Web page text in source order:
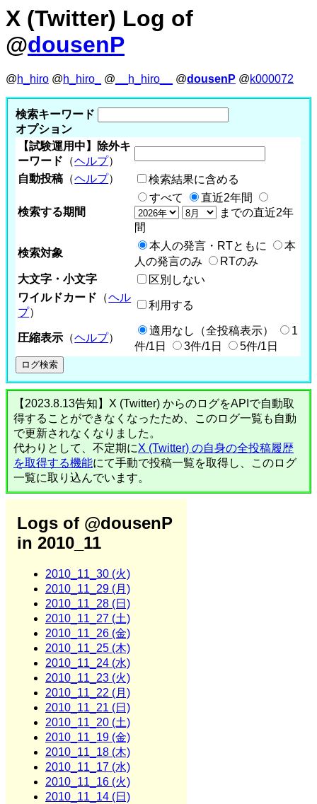
X (Twitter) Log of
@dousenP
@h_hiro @h_hiro_ @ __h_hiro__ @dousenP @k000072
検索キーワード
オプション
【試験運用中】除外キ
ーワード （ヘルプ）
自動投稿 （ヘルプ） 検索結果に含める
検索する期間
すべて
直近2年間
までの直近2年
間
検索対象
本人の発言・RTともに
本
人の発言のみ
RTのみ
大文字・小文字
区別しない
ワイルドカード （ヘル
プ）
利用する
圧縮表示 （ヘルプ）
適用なし（全投稿表示）
1
件/1日
3件/1日 5件/1日
【2023.8.13告知】X (Twitter) からのログをAPIで自動取
得することができなくなったため、このログ一覧も自動
で更新されなくなりました。
代わりとして、不定期にX (Twitter) の自身の全投稿履歴
を取得する機能にて手動で投稿一覧を取得し、このログ
一覧に取り込んでいます。
Logs of @dousenP
in 2010_11
2010_11_30 (火)
2010_11_29 (月)
2010_11_28 (日)
2010_11_27 (土)
2010_11_26 (金)
2010_11_25 (木)
2010_11_24 (水)
2010_11_23 (火)
2010_11_22 (月)
2010_11_21 (日)
2010_11_20 (土)
2010_11_19 (金)
2010_11_18 (木)
2010_11_17 (水)
2010_11_16 (火)
2010_11_14 (日)